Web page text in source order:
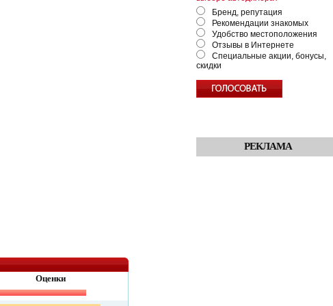
Бренд, репутация
Рекомендации знакомых
Удобство местоположения
Отзывы в Интернете
Специальные акции, бонусы,
скидки
РЕКЛАМА
Оценки